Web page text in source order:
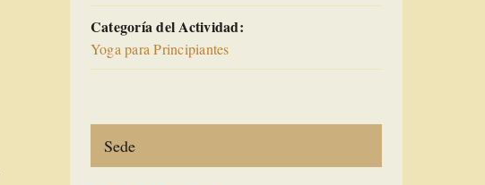
Categoría del Actividad:
Yoga para Principiantes
Sede